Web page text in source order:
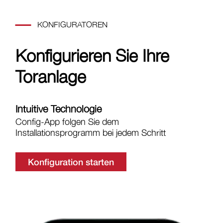
KONFIGURATOREN
Konfigurieren Sie Ihre
Toranlage
Intuitive Technologie
Config-App folgen Sie dem
Installationsprogramm bei jedem Schritt
Konfiguration starten